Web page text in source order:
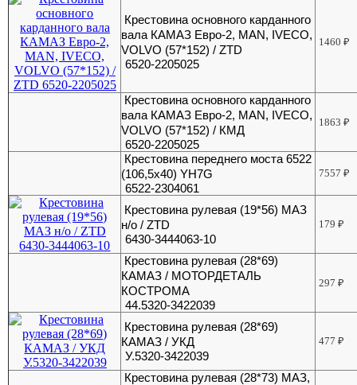
Крестовина основного карданного
вала КАМАЗ Евро-2, МАN, IVECO,
VOLVO (57*152) / ZTD
6520-2205025
1460₽
Крестовина основного карданного
вала КАМАЗ Евро-2, МАN, IVECO,
VOLVO (57*152) / КМД
6520-2205025
1863₽
Крестовина переднего моста 6522
(106,5х40) YH7G
6522-2304061
7557₽
Крестовина рулевая (19*56) МАЗ
н/о / ZTD
6430-3444063-10
179₽
Крестовина рулевая (28*69)
КАМАЗ / МОТОРДЕТАЛЬ
КОСТРОМА
44.5320-3422039
297₽
Крестовина рулевая (28*69)
КАМАЗ / УКД
У.5320-3422039
477₽
Крестовина рулевая (28*73) МАЗ,